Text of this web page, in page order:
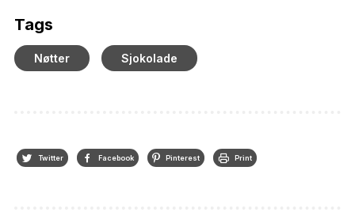
Tags
Nøtter Sjokolade
Twitter Facebook Pinterest Print